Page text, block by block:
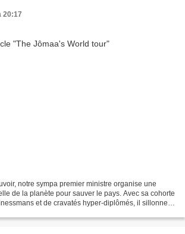
20:17
notre sympa premier ministre organise une
de la planète pour sauver le pays. Avec sa cohorte
et de cravatés hyper-diplômés, il sillonne le